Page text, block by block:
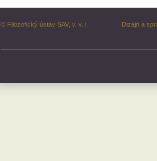
© Filozofický ústav SAV, v. v. i. Dizajn a